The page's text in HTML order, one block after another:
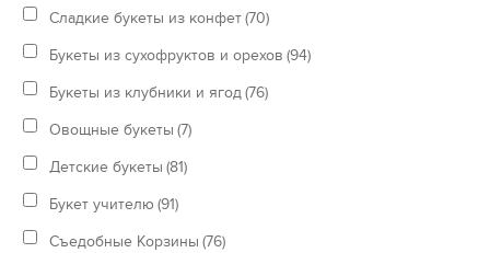
Сладкие букеты из конфет(70)
Букеты из сухофруктов и орехов (94)
Букеты из клубники и ягод(76)
Овощные букеты (7)
Детские букеты (81)
Букет учителю (91)
Съедобные Корзины (76)